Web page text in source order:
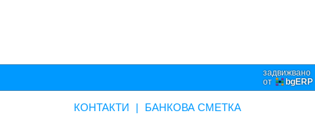
задвижвано
от
bgERP
КОНТАКТИ | БАНКОВА СМЕТКА